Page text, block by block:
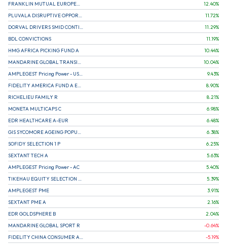
12.40%
11.72%
11.29%
BDL CONVICTIONS
11.19%
HMG AFRICA PICKING FUND A
10.44%
10.04%
9.43%
8.90%
RICHELIEU FAMILY R
8.21%
MONETA MULTICAPS C
6.98%
EDR HEALTHCARE A-EUR
6.48%
6.38%
SOFIDY SELECTION 1 P
6.25%
SEXTANT TECH A
5.63%
AMPLEGEST Pricing Power - AC
5.40%
5.39%
AMPLEGEST PME
3.91%
SEXTANT PME A
2.16%
EDR GOLDSPHERE B
2.04%
MANDARINE GLOBAL SPORT R
-0.64%
-5.19%